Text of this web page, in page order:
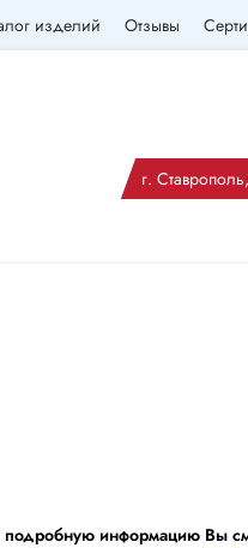
изделий Отзывы
г.
информацию Вы